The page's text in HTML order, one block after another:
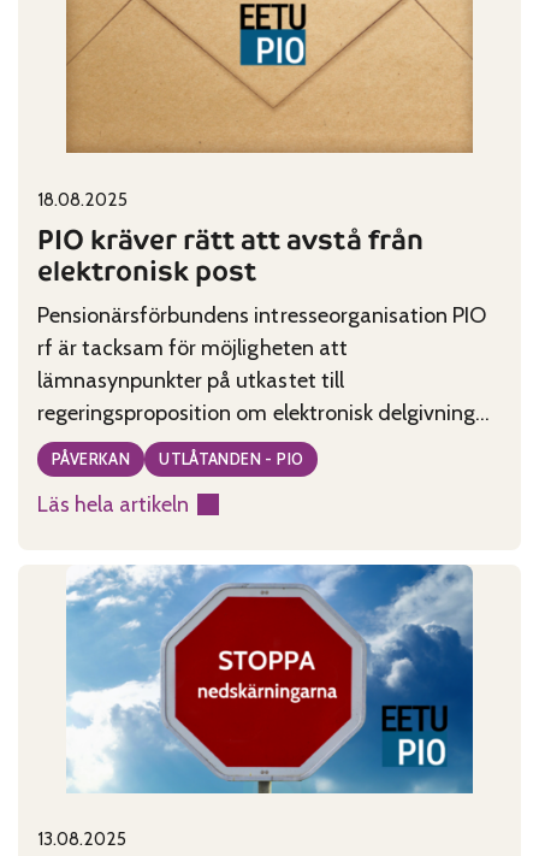
inkomstklyftor
bland
Published on:
18.08.2025
PIO kräver rätt att avstå från
elektronisk post
Pensionärsförbundens intresseorganisation PIO
rf är tacksam för möjligheten att
lämnasynpunkter på utkastet till
regeringsproposition om elektronisk delgivning
inomSkatteförvaltningen. Vid beredningen har
man delvis beaktat att den
skattskyldigesmöjligheter att använda
Samma gäller ocksåsituationer där en person har
loggat in i Skatteförvaltningens e-tjänst med
hjälp av någonannan person, men inte har
möjlighet att
Categories:
PÅVERKAN UTLÅTANDEN - PIO
Läs hela artikeln
:
kräver
rätt
avstå
från
elektronisk
post
Published on:
13.08.2025
Categories: